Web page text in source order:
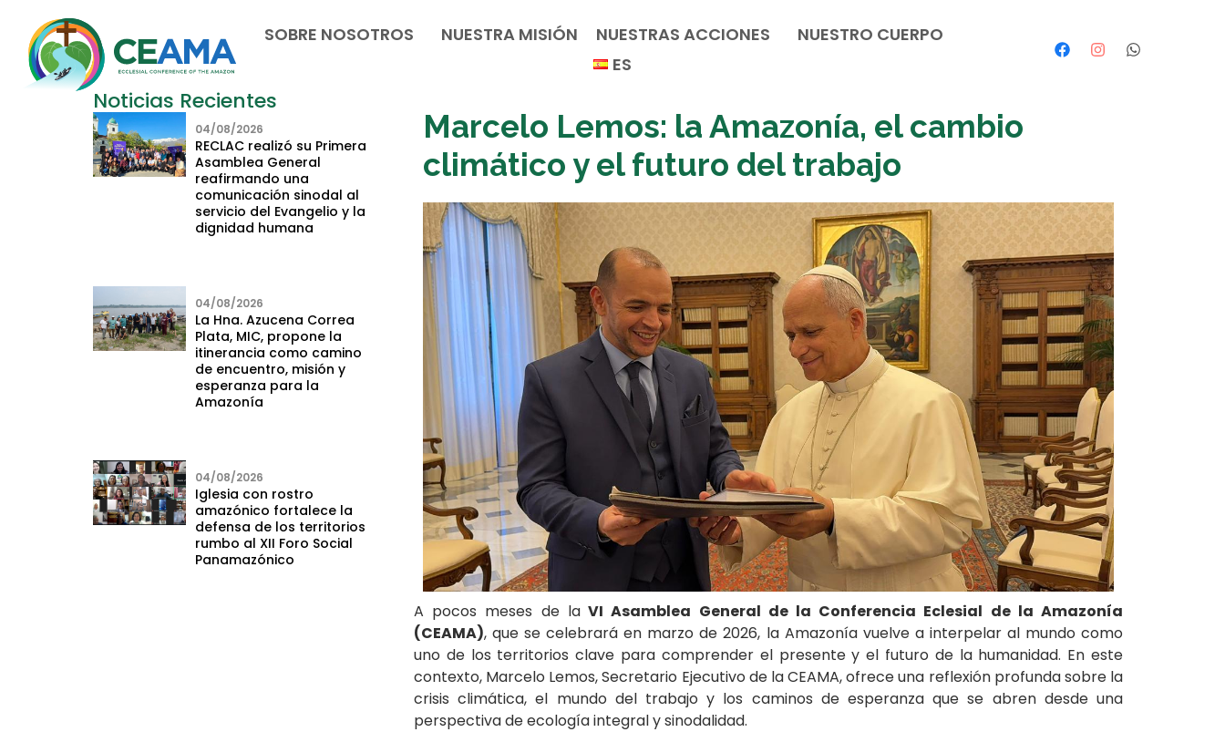
SOBRE NOSOTROS NUESTRA MISIÓN NUESTRAS ACCIONES
NUESTRO CUERPO
ES
Noticias Recientes
04/08/2026
RECLAC realizó su Primera
Asamblea General
reafirmando una
comunicación sinodal al
servicio del Evangelio y la
dignidad humana
04/08/2026
La Hna. Azucena Correa
Plata, MIC, propone la
itinerancia como camino
de encuentro, misión y
esperanza para la
Amazonía
04/08/2026
Iglesia con rostro
amazónico fortalece la
defensa de los territorios
rumbo al XII Foro Social
Panamazónico
Marcelo Lemos: la Amazonía, el cambio
climático y el futuro del trabajo
A pocos meses de laVI Asamblea General de la Conferencia Eclesial de la Amazonía
(CEAMA), que se celebrará en marzo de 2026, la Amazonía vuelve a interpelar al mundo como
uno de los territorios clave para comprender el presente y el futuro de la humanidad. En este
contexto, Marcelo Lemos, Secretario Ejecutivo de la CEAMA, ofrece una reflexión profunda sobre la
crisis climática, el mundo del trabajo y los caminos de esperanza que se abren desde una
perspectiva de ecología integral y sinodalidad.